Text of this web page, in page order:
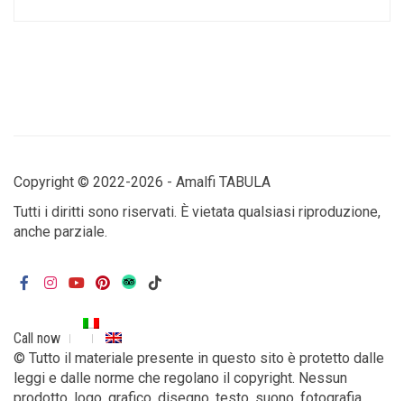
Copyright © 2022-2026 - Amalfi TABULA
Tutti i diritti sono riservati. È vietata qualsiasi riproduzione,
anche parziale.
Call now
© Tutto il materiale presente in questo sito è protetto dalle
leggi e dalle norme che regolano il copyright. Nessun